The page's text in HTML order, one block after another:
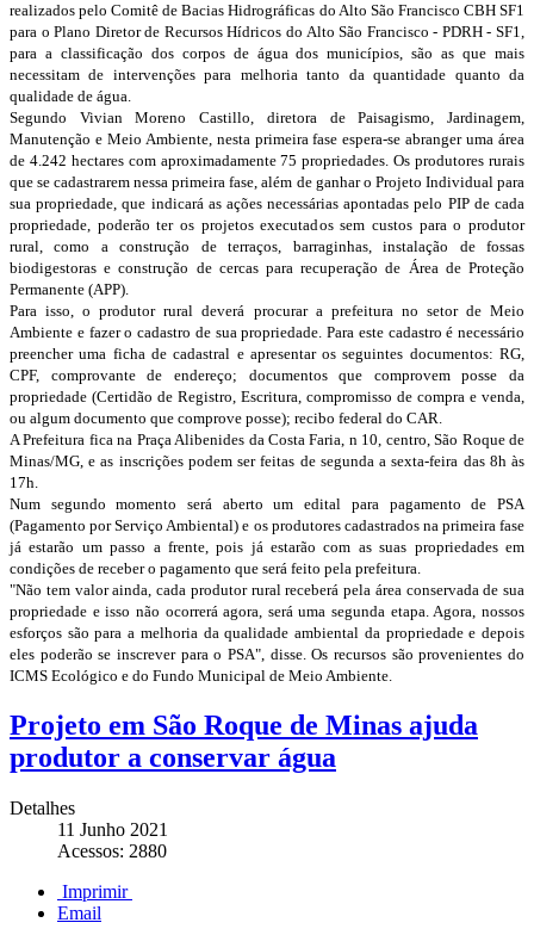
realizados pelo Comitê de Bacias Hidrográficas do Alto São Francisco CBH SF1
para o Plano Diretor de Recursos Hídricos do Alto São Francisco - PDRH - SF1,
para a classificação dos corpos de água dos municípios, são as que mais
necessitam de intervenções para melhoria tanto da quantidade quanto da
qualidade de água.
Segundo Vivian Moreno Castillo, diretora de Paisagismo, Jardinagem,
Manutenção e Meio Ambiente, nesta primeira fase espera-se abranger uma área
de 4.242 hectares com aproximadamente 75 propriedades. Os produtores rurais
que se cadastrarem nessa primeira fase, além de ganhar o Projeto Individual para
sua propriedade, que indicará as ações necessárias apontadas pelo PIP de cada
propriedade, poderão ter os projetos executados sem custos para o produtor
rural, como a construção de terraços, barraginhas, instalação de fossas
biodigestoras e construção de cercas para recuperação de Área de Proteção
Permanente (APP).
Para isso, o produtor rural deverá procurar a prefeitura no setor de Meio
Ambiente e fazer o cadastro de sua propriedade. Para este cadastro é necessário
preencher uma ficha de cadastral e apresentar os seguintes documentos: RG,
CPF, comprovante de endereço; documentos que comprovem posse da
propriedade (Certidão de Registro, Escritura, compromisso de compra e venda,
ou algum documento que comprove posse); recibo federal do CAR.
A Prefeitura fica na Praça Alibenides da Costa Faria, n 10, centro, São Roque de
Minas/MG, e as inscrições podem ser feitas de segunda a sexta-feira das 8h às
17h.
Num segundo momento será aberto um edital para pagamento de PSA
(Pagamento por Serviço Ambiental) e os produtores cadastrados na primeira fase
já estarão um passo a frente, pois já estarão com as suas propriedades em
condições de receber o pagamento que será feito pela prefeitura.
"Não tem valor ainda, cada produtor rural receberá pela área conservada de sua
propriedade e isso não ocorrerá agora, será uma segunda etapa. Agora, nossos
esforços são para a melhoria da qualidade ambiental da propriedade e depois
eles poderão se inscrever para o PSA", disse. Os recursos são provenientes do
ICMS Ecológico e do Fundo Municipal de Meio Ambiente.
Projeto em São Roque de Minas ajuda
produtor a conservar água
Detalhes
11 Junho 2021
Acessos: 2880
Imprimir
Email